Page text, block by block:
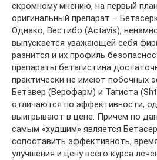
скромному мнению, на первый
оригинальный препарат –
Однако, Вестибо (Actavis),
выпускается уважающей себя
разнится и их профиль
препараты бетагистина
практически не имеют побочных
Бетавер (Верофарм) и Тагиста
отличаются по эффективности,
выигрывают в цене. Причем по
самым «худшим» является
сопоставить эффективноть,
улучшения и цену всего курса